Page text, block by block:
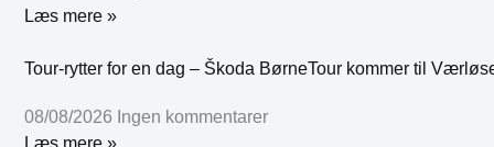
Læs mere »
Tour-rytter for en dag – Škoda BørneTour kommer til
08/08/2026 Ingen kommentarer
Læs mere »